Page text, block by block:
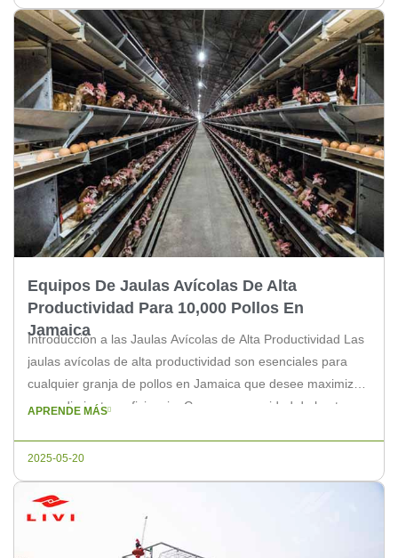
Equipos De Jaulas Avícolas De Alta
Productividad Para 10,000 Pollos En
Jamaica
Introducción a las Jaulas Avícolas de Alta Productividad Las
jaulas avícolas de alta productividad son esenciales para
cualquier granja de pollos en Jamaica que desee maximizar
su rendimiento y eficiencia. Con una capacidad de hasta
APRENDE MÁS
2025-05-20